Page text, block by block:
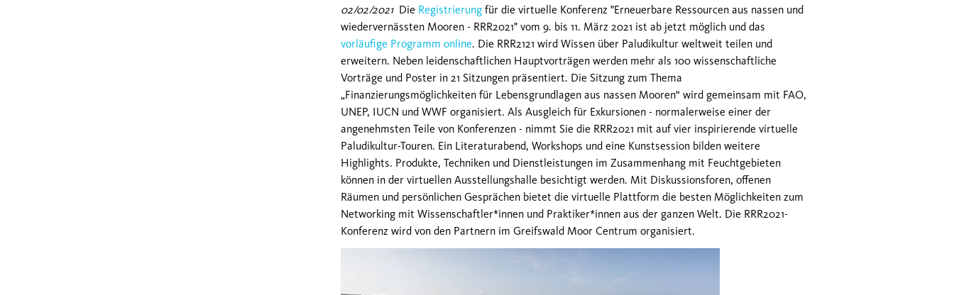
02/02/2021Die Registrierung für die virtuelle Konferenz "Erneuerbare Ressourcen aus nassen und
wiedervernässten Mooren - RRR2021" vom 9. bis 11. März 2021 ist ab jetzt möglich und das
vorläufige Programm online. Die RRR2121 wird Wissen über Paludikultur weltweit teilen und
erweitern. Neben leidenschaftlichen Hauptvorträgen werden mehr als 100 wissenschaftliche
Vorträge und Poster in 21 Sitzungen präsentiert. Die Sitzung zum Thema
„Finanzierungsmöglichkeiten für Lebensgrundlagen aus nassen Mooren“ wird gemeinsam mit FAO,
UNEP, IUCN und WWF organisiert. Als Ausgleich für Exkursionen - normalerweise einer der
angenehmsten Teile von Konferenzen - nimmt Sie die RRR2021 mit auf vier inspirierende virtuelle
Paludikultur-Touren. Ein Literaturabend, Workshops und eine Kunstsession bilden weitere
Highlights. Produkte, Techniken und Dienstleistungen im Zusammenhang mit Feuchtgebieten
können in der virtuellen Ausstellungshalle besichtigt werden. Mit Diskussionsforen, offenen
Räumen und persönlichen Gesprächen bietet die virtuelle Plattform die besten Möglichkeiten zum
Networking mit Wissenschaftler*innen und Praktiker*innen aus der ganzen Welt. Die RRR2021-
Konferenz wird von den Partnern im Greifswald Moor Centrum organisiert.